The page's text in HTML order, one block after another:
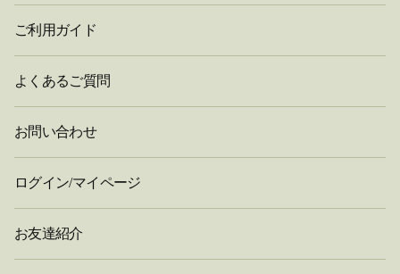
ご利用ガイド
よくあるご質問
お問い合わせ
ログイン/マイページ
お友達紹介